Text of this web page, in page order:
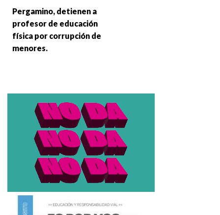
Pergamino, detienen a
profesor de educación
física por corrupción de
menores.